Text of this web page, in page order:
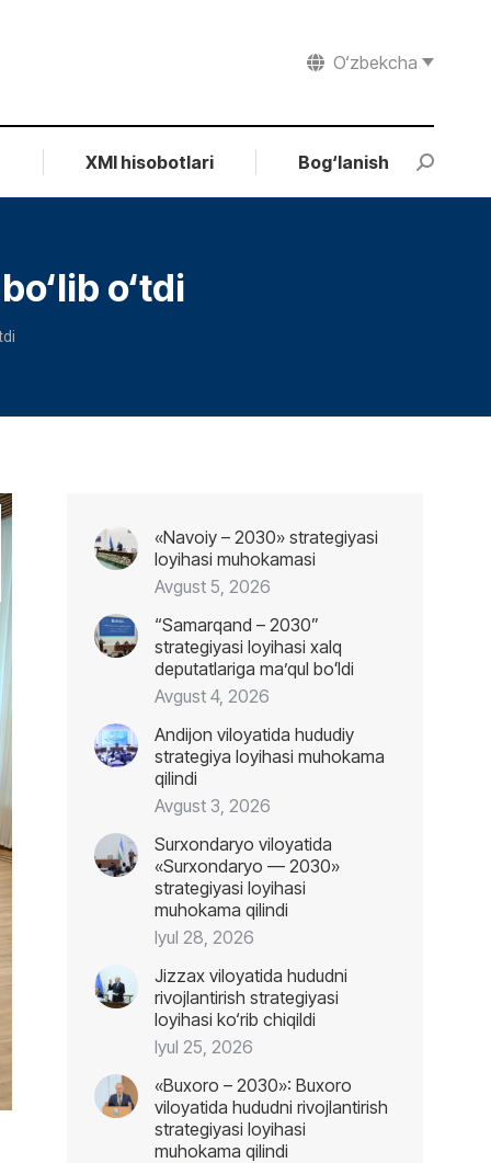
O‘zbekcha
XMI hisobotlari Bog‘lanish Search:
o‘tdi
«Navoiy – 2030» strategiyasi
loyihasi muhokamasi
Avgust 5, 2026
“Samarqand – 2030”
strategiyasi loyihasi xalq
deputatlariga maʼqul boʻldi
Avgust 4, 2026
Andijon viloyatida hududiy
strategiya loyihasi muhokama
qilindi
Avgust 3, 2026
Surxondaryo viloyatida
«Surxondaryo — 2030»
strategiyasi loyihasi
muhokama qilindi
Iyul 28, 2026
Jizzax viloyatida hududni
rivojlantirish strategiyasi
loyihasi ko‘rib chiqildi
Iyul 25, 2026
«Buxoro – 2030»: Buxoro
viloyatida hududni rivojlantirish
strategiyasi loyihasi
muhokama qilindi